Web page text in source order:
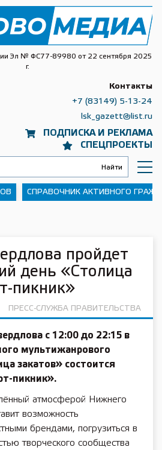
Эл № ФС77-89980 от 22 сентября 2025
г.
ПОДПИСКА И РЕКЛАМА
СПЕЦПРОЕКТЫ
Контакты
+7 (83149) 5-13-24
lsk_gazett@list.ru
СПРАВОЧНИК АКТИВНОГО
пройдет
день «Столица
пикник»
ПРЕСС-СЛУЖБА ПРАВИТЕЛЬСТВА
с 12:00 до 22:15 в
мультижанрового
закатов» состоится
пикник».
атмосферой Нижнего
возможность
брендами, погрузиться в
творческого сообщества